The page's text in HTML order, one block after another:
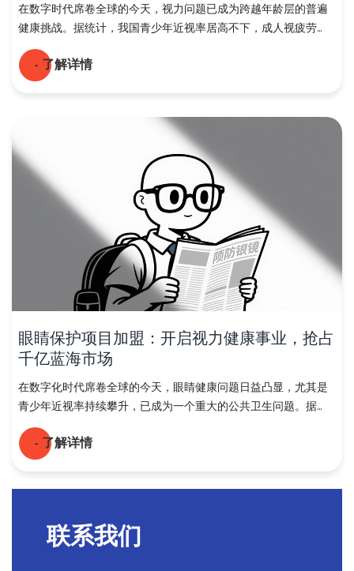
在数字时代席卷全球的今天，视力问题已成为跨越年龄层的普遍
健康挑战。据统计，我国青少年近视率居高不下，成人视疲劳...
- 了解详情
眼睛保护项目加盟：开启视力健康事业，抢占
千亿蓝海市场
在数字化时代席卷全球的今天，眼睛健康问题日益凸显，尤其是
青少年近视率持续攀升，已成为一个重大的公共卫生问题。据...
- 了解详情
PREV
联系我们